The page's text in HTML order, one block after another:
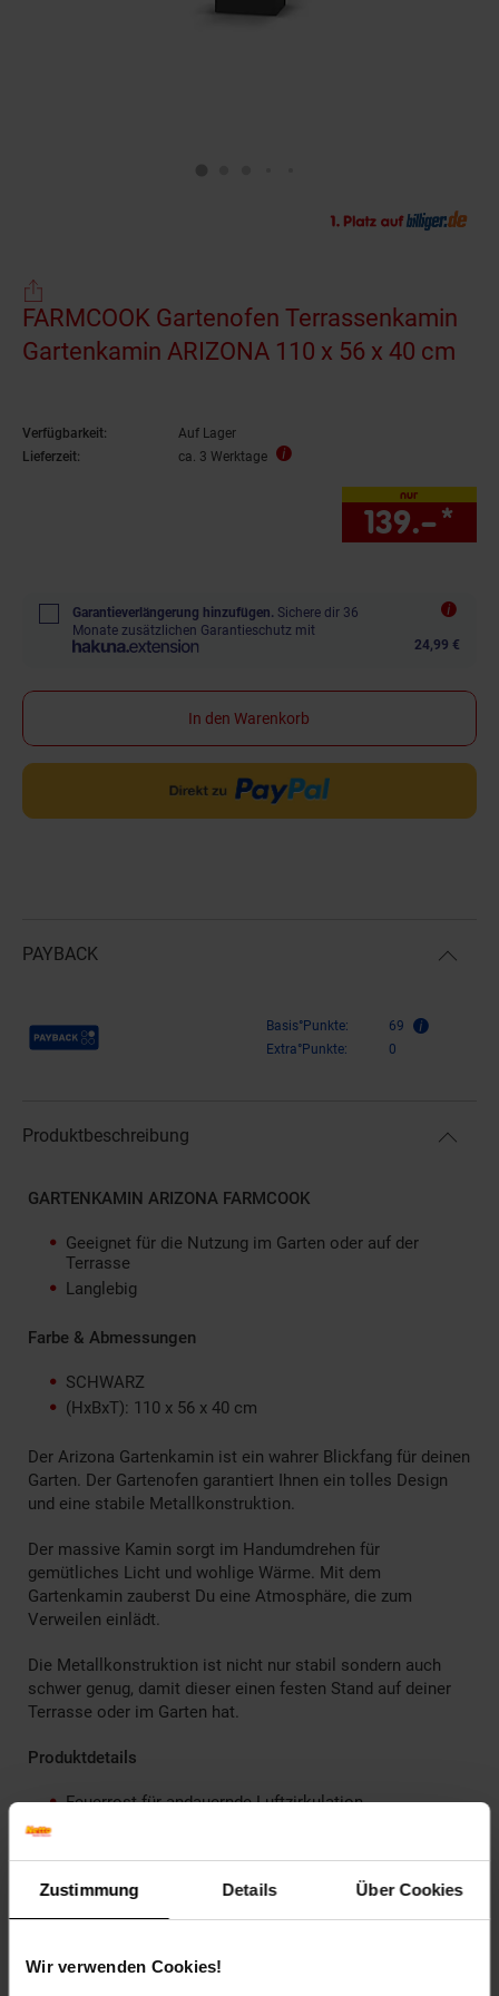
Zustimmung Details Über Cookies
Wir verwenden Cookies!
FARMCOOK Gartenofen Terrassenkamin
Gartenkamin ARIZONA 110 x 56 x 40 cm
Verfügbarkeit:
Auf Lager
Lieferzeit:
ca. 3 Werktage
nur
139.–*
Garantieverlängerung hinzufügen. Sichere dir 36
Monate zusätzlichen Garantieschutz mit
24,99 €
In den Warenkorb
PAYBACK
Payback Punkte Basis°Punkte:
69
Extra°Punkte:
0
Produktbeschreibung
GARTENKAMIN ARIZONA FARMCOOK
Geeignet für die Nutzung im Garten oder auf der
Terrasse
Langlebig
Farbe & Abmessungen
SCHWARZ
(HxBxT): 110 x 56 x 40 cm
Der Arizona Gartenkamin ist ein wahrer Blickfang für deinen
Garten. Der Gartenofen garantiert Ihnen ein tolles Design
und eine stabile Metallkonstruktion.
Der massive Kamin sorgt im Handumdrehen für
gemütliches Licht und wohlige Wärme. Mit dem
Gartenkamin zauberst Du eine Atmosphäre, die zum
Verweilen einlädt.
Die Metallkonstruktion ist nicht nur stabil sondern auch
schwer genug, damit dieser einen festen Stand auf deiner
Terrasse oder im Garten hat.
Produktdetails
Feuerrost für andauernde Luftzirkulation
Material: Stahl
Gewicht: 16 Kg